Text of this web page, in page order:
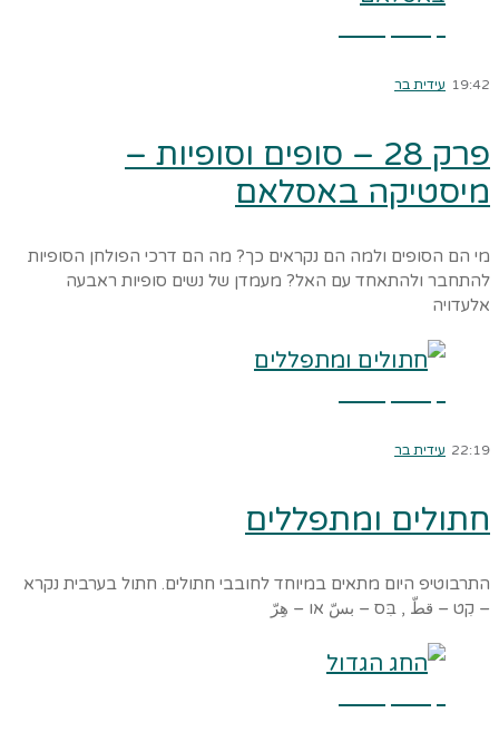
19:42 עידית בר
פרק 28 – סופים וסופיות –
מיסטיקה באסלאם
מי הם הסופים ולמה הם נקראים כך? מה הם דרכי הפולחן הסופיות
להתחבר ולהתאחד עם האל? מעמדן של נשים סופיות ראבעה
אלעדויה
22:19 עידית בר
חתולים ומתפללים
התרבוטיפ היום מתאים במיוחד לחובבי חתולים. חתול בערבית נקרא
– קִט – قطّ , בִּס – بسّ או – هِرّ